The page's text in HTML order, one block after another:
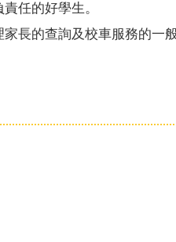
任的好學生。
長的查詢及校車服務的一般